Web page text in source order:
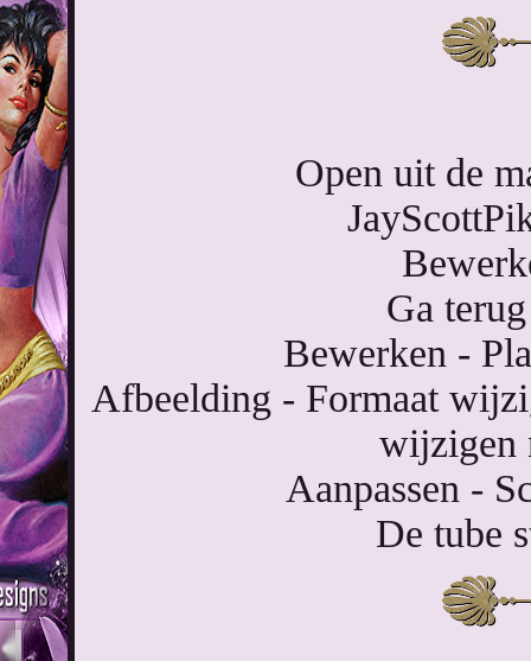
Open uit de
Ga
Bewerken -
Afbeelding - Formaat
wijzigen
Aanpassen -
De tube